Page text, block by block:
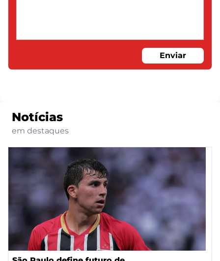
Enviar
Notícias
em destaques